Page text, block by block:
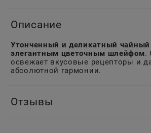
Описание
Утонченный и деликатный чайный
элегантным цветочным шлейфом.
освежает вкусовые рецепторы и
абсолютной гармонии.
Отзывы